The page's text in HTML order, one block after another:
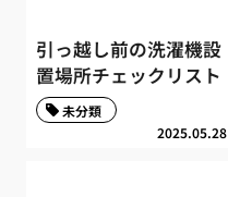
引っ越し前の洗濯機設
置場所チェックリスト
2025.05.28
未分類